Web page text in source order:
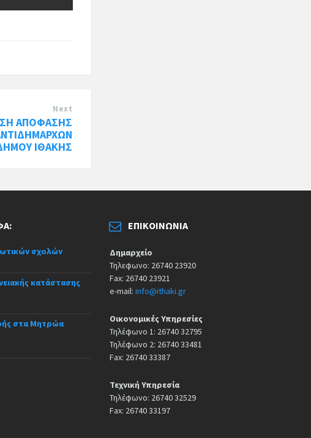
Next
ΑΠΟΦΑΣΗΣ
ΙΘΑΚΗΣ
σχολών
κατάστασης
στα Μητρώα
ΕΠΙΚΟΙΝΩΝΊΑ
Δημαρχείο
Τηλεφωνο: 26740 23920
Fax: 26740 23921
e-mail:info@ithaki.gr
Οικονομικές Υπηρεσίες
Τηλέφωνο 1: 26740 32795
Τηλέφωνο 2: 26740 33481
Fax: 26740 33387
Τεχνική Υπηρεσία
Τηλέφωνο: 26740 32529
Fax: 26740 33197